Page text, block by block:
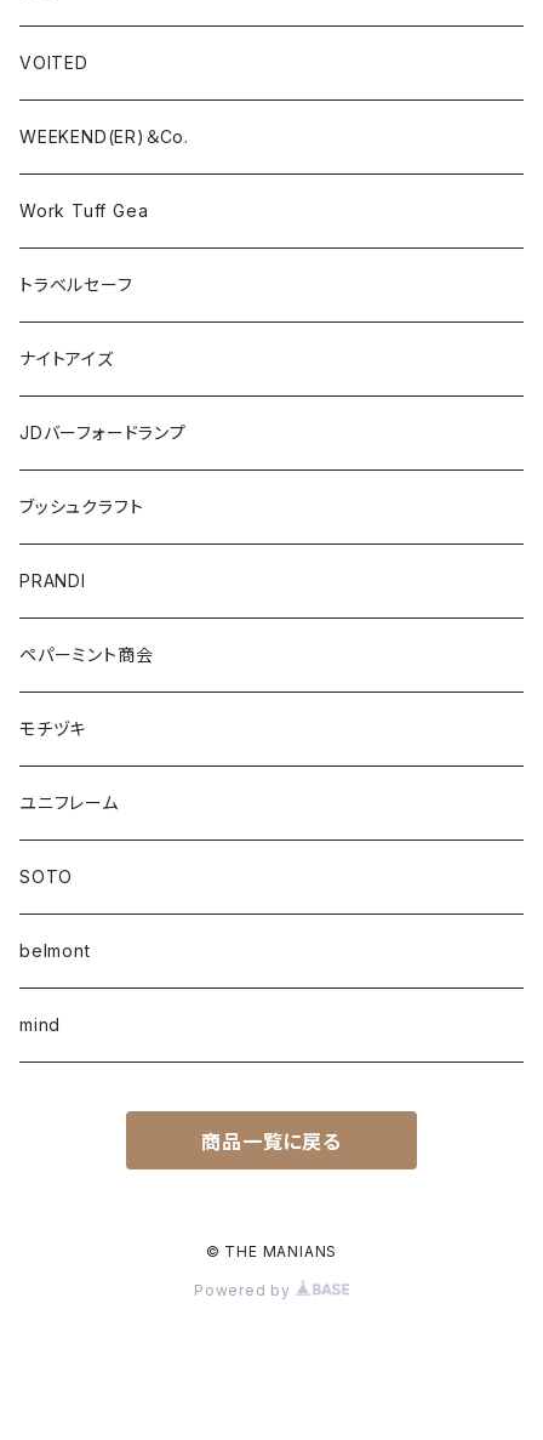
VOITED
WEEKEND(ER)＆Co.
Work Tuff Gea
トラベルセーフ
ナイトアイズ
JDバーフォードランプ
ブッシュクラフト
PRANDI
ペパーミント商会
モチヅキ
ユニフレーム
SOTO
belmont
mind
商品一覧に戻る
© THE MANIANS
Powered by